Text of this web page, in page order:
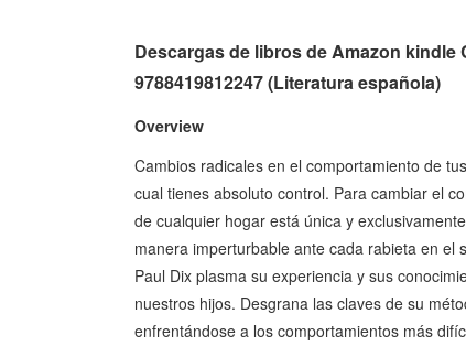
Descargas de libros de Amazon kindle
9788419812247 (Literatura española)
Overview
Cambios radicales en el comportamiento de
cual tienes absoluto control. Para cambiar el
de cualquier hogar está única y
manera imperturbable ante cada rabieta en
Paul Dix plasma su experiencia y sus
nuestros hijos. Desgrana las claves de su
enfrentándose a los comportamientos más